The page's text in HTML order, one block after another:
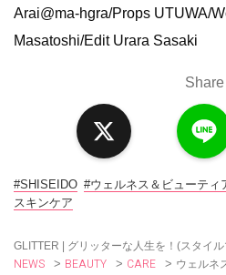
Arai@ma-hgra/Props UTUWA/
Masatoshi/Edit Urara Sasaki
Share
#SHISEIDO #ウェルネス＆ビューティ
スキンケア
GLITTER | グリッターな人生を！(スタイ
NEWS > BEAUTY > CARE > ウェルネ